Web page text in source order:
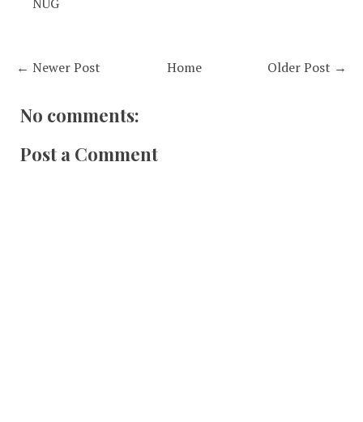
← Newer Post Older Post →
Home
No comments:
Post a Comment